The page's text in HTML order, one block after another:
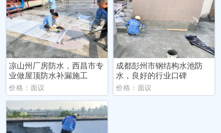
凉山州厂房防水，西昌市专
业做屋顶防水补漏施工
价格：面议
成都彭州市钢结构水池防
水，良好的行业口碑
价格：面议